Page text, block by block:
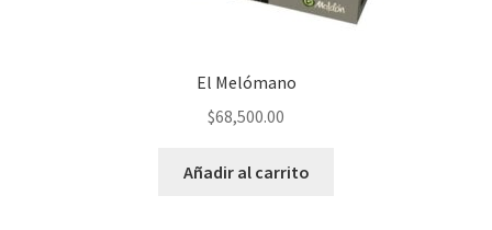
El Melómano
$68,500.00
Añadir al carrito